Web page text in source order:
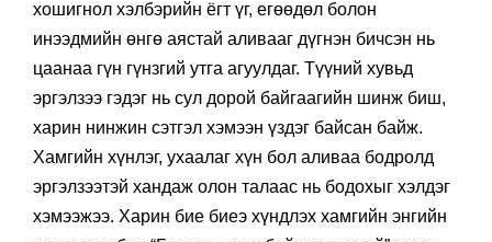
Дэлхийн олон хэлээр хэвлэгдсэн түүний ном
хошигнол хэлбэрийн ёгт үг, егөөдөл болон
инээдмийн өнгө аястай аливааг дүгнэн бичсэн нь
цаанаа гүн гүнзгий утга агуулдаг. Түүний хувьд
эргэлзээ гэдэг нь сул дорой байгаагийн шинж биш,
харин нинжин сэтгэл хэмээн үздэг байсан байж.
Хамгийн хүнлэг, ухаалаг хүн бол аливаа бодролд
эргэлзээтэй хандаж олон талаас нь бодохыг хэлдэг